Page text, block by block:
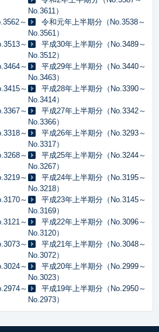
No.3611）
～
令和元年上半期分（No.3538～
No.3561）
～
平成30年上半期分（No.3489～
No.3512）
～
平成29年上半期分（No.3440～
No.3463）
～
平成28年上半期分（No.3390～
No.3414）
～
平成27年上半期分（No.3342～
No.3366）
～
平成26年上半期分（No.3293～
No.3317）
～
平成25年上半期分（No.3244～
No.3267）
～
平成24年上半期分（No.3195～
No.3218）
～
平成23年上半期分（No.3145～
No.3169）
～
平成22年上半期分（No.3096～
No.3120）
～
平成21年上半期分（No.3048～
No.3072）
～
平成20年上半期分（No.2999～
No.3023）
～
平成19年上半期分（No.2950～
No.2973）